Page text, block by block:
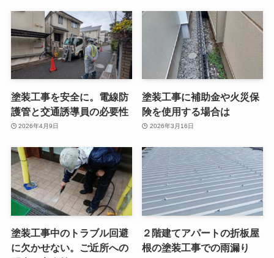
塗装工事を安全に。電線防
護管と交通誘導員の必要性
2026年4月9日
塗装工事に補助金や火災保
険を使用する場合は
2026年3月16日
塗装工事中のトラブル回避
に欠かせない。ご近所への
２階建てアパートの折板屋
根の塗装工事での雨漏り